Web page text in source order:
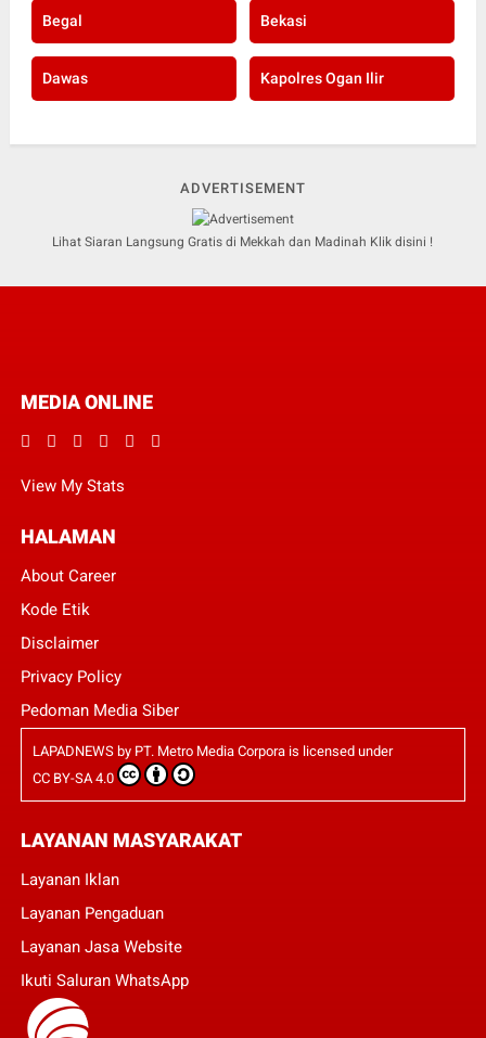
Begal Bekasi
Dawas Kapolres Ogan Ilir
ADVERTISEMENT
Lihat Siaran Langsung Gratis di Mekkah dan Madinah Klik disini !
MEDIA ONLINE
View My Stats
HALAMAN
About Career
Kode Etik
Disclaimer
Privacy Policy
Pedoman Media Siber
LAPADNEWSby PT. Metro Media Corporais licensed under
CC BY-SA 4.0
LAYANAN MASYARAKAT
Layanan Iklan
Layanan Pengaduan
Layanan Jasa Website
Ikuti Saluran WhatsApp